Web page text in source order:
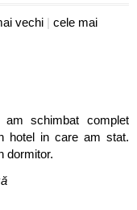
vechi | cele mai
schimbat complet
hotel in care am stat.
dormitor.